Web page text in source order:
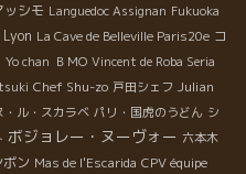
ッシモ Languedoc Assignan Fukuoka
Lyon La Cave de Belleville Paris20e コ
Yo chan ＢＭО Vincent de Roba Seria
Chef Shu-zo 戸田シェフ Julian
・ル・スカラベ パリ・国虎のうどん シ
ボジョレー・ヌーヴォー 六本木
ン Mas de l'Escarida CPV équipe